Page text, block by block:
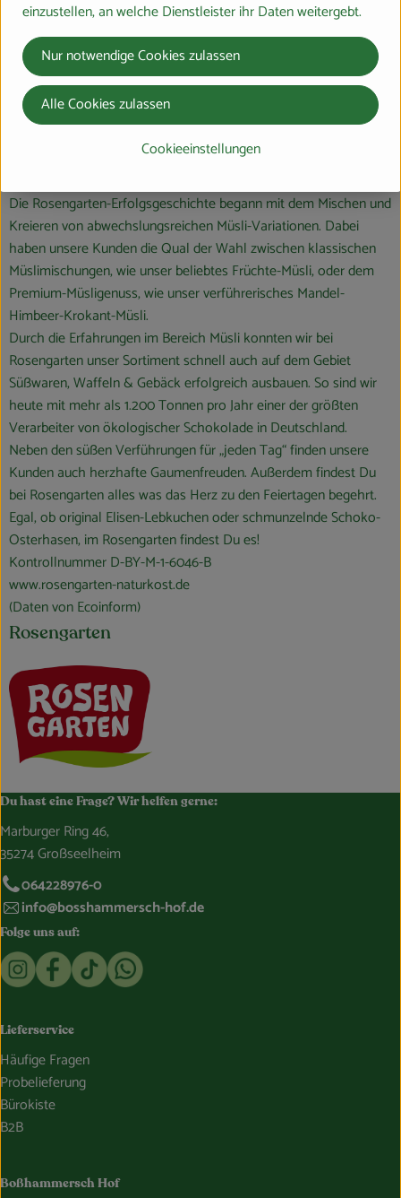
Die Rosengarten-Erfolgsgeschichte begann mit dem Mischen und
Kreieren von abwechslungsreichen Müsli-Variationen. Dabei
haben unsere Kunden die Qual der Wahl zwischen klassischen
Müslimischungen, wie unser beliebtes Früchte-Müsli, oder dem
Premium-Müsligenuss, wie unser verführerisches Mandel-
Himbeer-Krokant-Müsli.
Durch die Erfahrungen im Bereich Müsli konnten wir bei
Rosengarten unser Sortiment schnell auch auf dem Gebiet
Süßwaren, Waffeln & Gebäck erfolgreich ausbauen. So sind wir
heute mit mehr als 1.200 Tonnen pro Jahr einer der größten
Verarbeiter von ökologischer Schokolade in Deutschland.
Neben den süßen Verführungen für „jeden Tag“ finden unsere
Kunden auch herzhafte Gaumenfreuden. Außerdem findest Du
bei Rosengarten alles was das Herz zu den Feiertagen begehrt.
Egal, ob original Elisen-Lebkuchen oder schmunzelnde Schoko-
Osterhasen, im Rosengarten findest Du es!
Kontrollnummer D-BY-M-1-6046-B
www.rosengarten-naturkost.de
(Daten von Ecoinform)
Rosengarten
Du hast eine Frage? Wir helfen gerne:
Marburger Ring 46,
35274 Großseelheim
064228976-0
info@bosshammersch-hof.de
Folge uns auf:
Externer Link zu https://www.instagram.com/
Externer Link zu https://www.facebook.com/
Externer Link zu https://www.tiktok.com/
Externer Link zu https://whatsapp.com/
Lieferservice
Häufige Fragen
Probelieferung
Bürokiste
B2B
Boßhammersch Hof
einzustellen, an welche Dienstleister ihr Daten weitergebt.
Cookieeinstellungen
Nur notwendige Cookies zulassen
Alle Cookies zulassen